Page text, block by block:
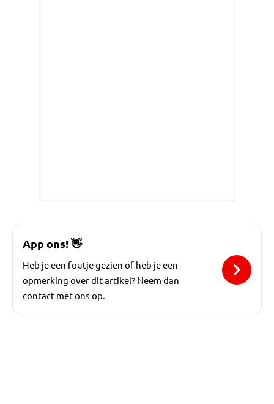
App ons!👋
Heb je een foutje gezien of heb je een
opmerking over dit artikel? Neem dan
contact met ons op.